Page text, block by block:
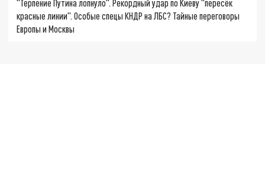
"Терпение Путина лопнуло". Рекордный удар по Киеву "пересёк
красные линии". Особые спецы КНДР на ЛБС? Тайные переговоры
Европы и Москвы